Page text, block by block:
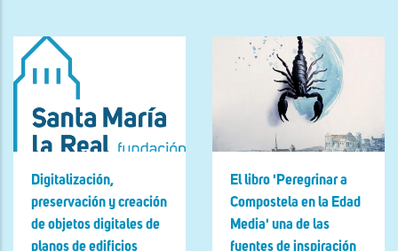
navegación
Digitalización,
preservación y creación
de objetos digitales de
planos de edificios
El libro 'Peregrinar a
Compostela en la Edad
Media' una de las
fuentes de inspiración